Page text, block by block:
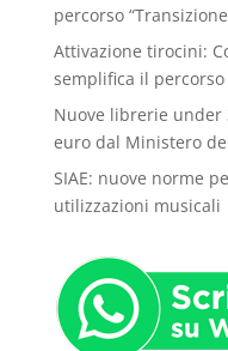
percorso
Attivazione tirocini:
semplifica il
Nuove librerie under
euro dal Ministero
SIAE: nuove norme
utilizzazioni musicali